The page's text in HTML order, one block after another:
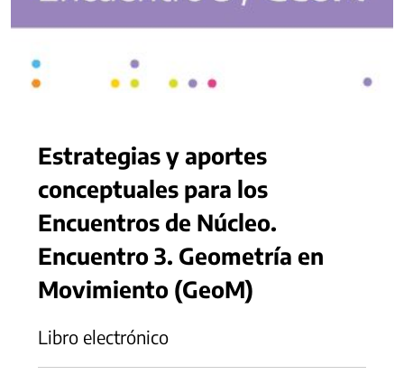
Estrategias y aportes
conceptuales para los
Encuentros de Núcleo.
Encuentro 3. Geometría en
Movimiento (GeoM)
Libro electrónico